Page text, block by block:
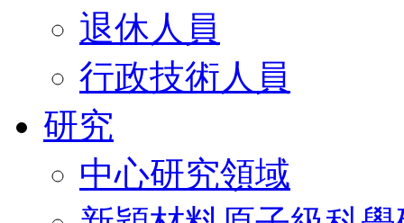
退休人員
行政技術人員
研究
中心研究領域